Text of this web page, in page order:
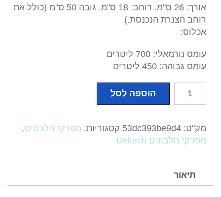
אורך: 26 ס"מ. רוחב: 18 ס"מ. גובה 50 ס"מ (כולל את
רוחב הצנרת הנכנסת.)
אכלוס:
עומס נורמאלי: 700 ליטרים
עומס גבוהה: 450 ליטרים
חלבונים
דלטק
MCE-
600
הוספה לסל
מק"ט: 53dc393be9d4 קטגוריות: מפרקי חלבונים,
מפרקי חלבונים Deltech
תיאור